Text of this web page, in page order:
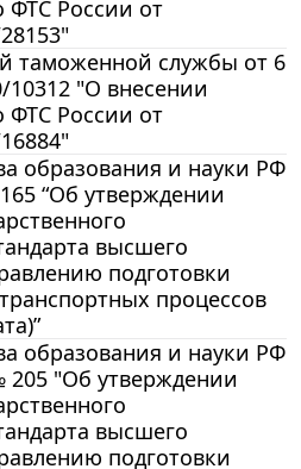
ФТС России от
таможенной службы от 6
10312 "О внесении
ФТС России от
образования и науки РФ
“Об утверждении
высшего
подготовки
процессов
образования и науки РФ
205 "Об утверждении
высшего
подготовки